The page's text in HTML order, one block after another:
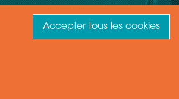
Accepter tous les cookies